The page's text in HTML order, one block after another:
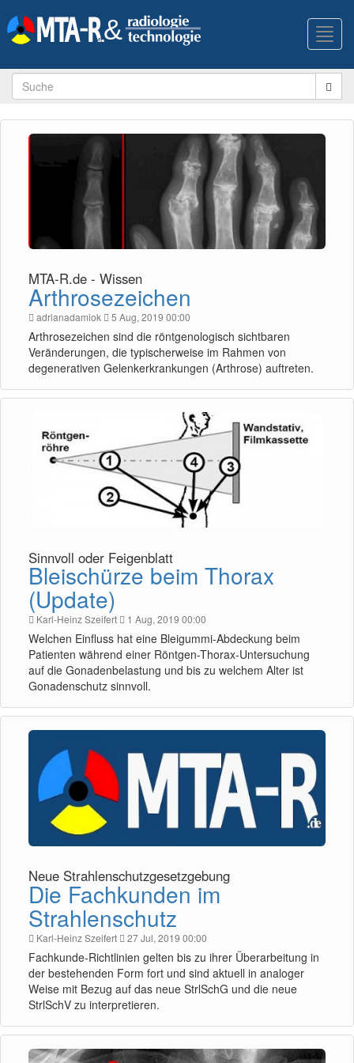
MTA-R.de - Wissen
Arthrosezeichen
adrianadamiok 5 Aug, 2019 00:00
Arthrosezeichen sind die röntgenologisch sichtbaren
Veränderungen, die typischerweise im Rahmen von
degenerativen Gelenkerkrankungen (Arthrose) auftreten.
Sinnvoll oder Feigenblatt
Bleischürze beim Thorax
(Update)
Karl-Heinz Szeifert 1 Aug, 2019 00:00
Welchen Einfluss hat eine Bleigummi-Abdeckung beim
Patienten während einer Röntgen-Thorax-Untersuchung
auf die Gonadenbelastung und bis zu welchem Alter ist
Gonadenschutz sinnvoll.
Neue Strahlenschutzgesetzgebung
Die Fachkunden im
Strahlenschutz
Karl-Heinz Szeifert 27 Jul, 2019 00:00
Fachkunde-Richtlinien gelten bis zu ihrer Überarbeitung in
der bestehenden Form fort und sind aktuell in analoger
Weise mit Bezug auf das neue StrlSchG und die neue
StrlSchV zu interpretieren.